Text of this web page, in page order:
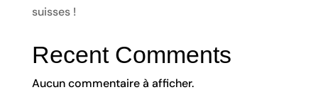
suisses !
Recent Comments
Aucun commentaire à afficher.